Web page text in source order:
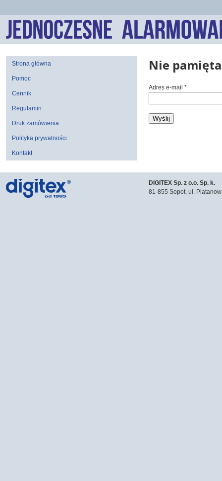
Strona główna
Pomoc
Cennik
Regulamin
Druk zamówienia
Polityka prywatności
Kontakt
Nie
Adres e-mail
DIGITEX Sp. z o.o. Sp. k.
81-855 Sopot, ul.